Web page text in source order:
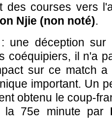
des courses vers
Njie (non noté).
: une déception sur
coéquipiers, il n'a
sur ce match
important. Un
obtenu le coup-
la 75e minute par